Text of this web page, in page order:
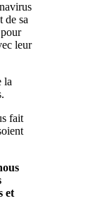
de sa
leur
la
fait
et